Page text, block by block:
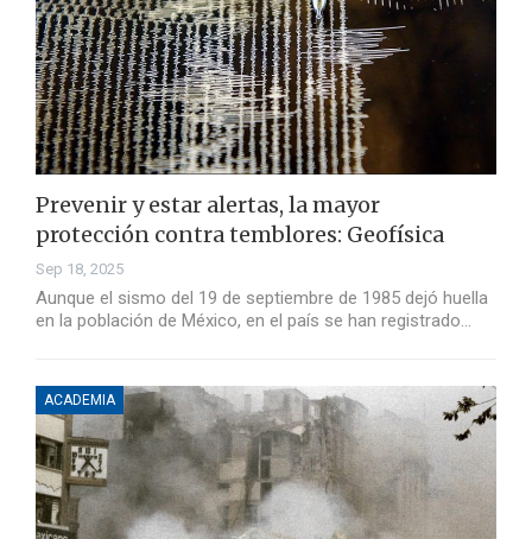
Prevenir y estar alertas, la mayor
protección contra temblores: Geofísica
Sep 18, 2025
Aunque el sismo del 19 de septiembre de 1985 dejó huella
en la población de México, en el país se han registrado…
ACADEMIA